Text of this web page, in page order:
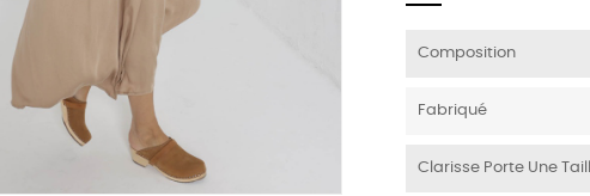
Composition
Fabriqué
Clarisse Porte Une